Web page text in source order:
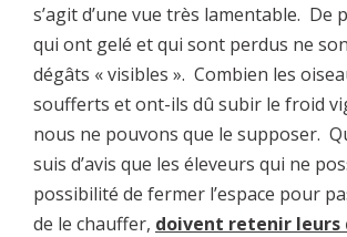
s’agit d’une vue très lamentable. De
qui ont gelé et qui sont perdus ne
dégâts « visibles ». Combien les
soufferts et ont-ils dû subir le froid
nous ne pouvons que le supposer.
suis d’avis que les éleveurs qui ne
possibilité de fermer l’espace pour
de le chauffer, doivent retenir leurs